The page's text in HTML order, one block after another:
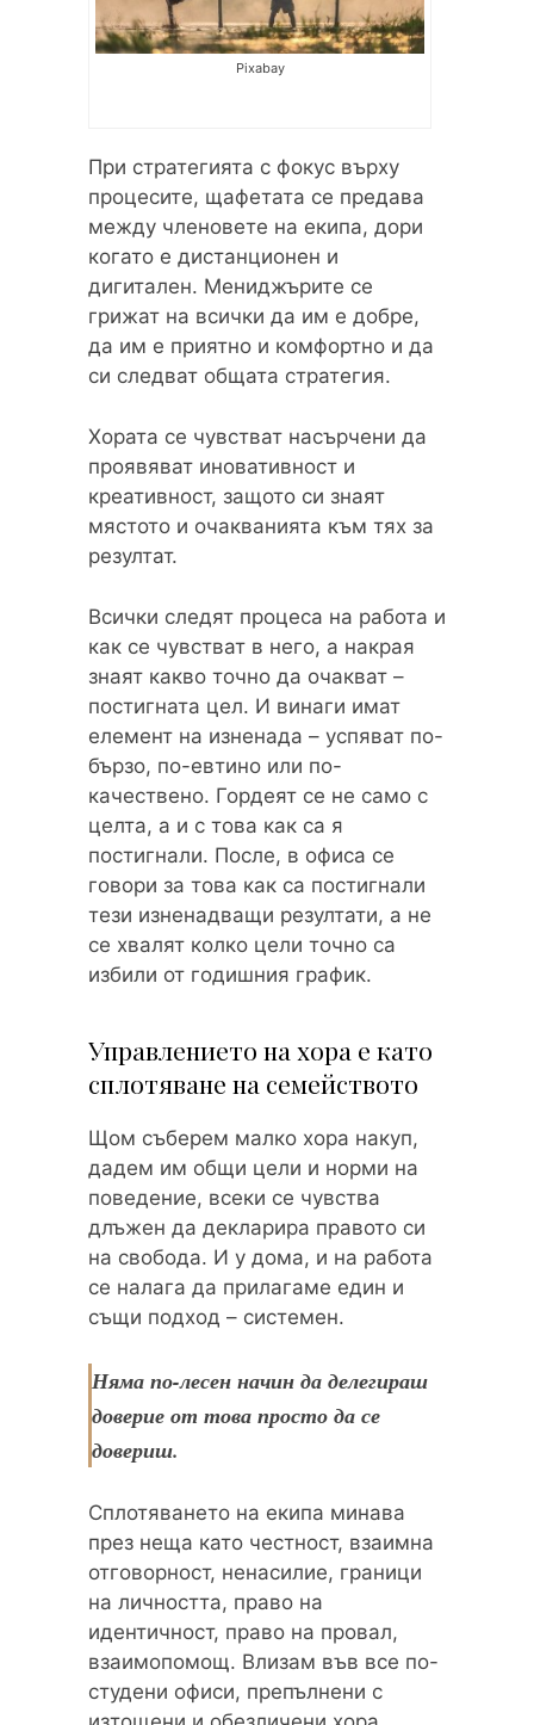
Pixabay
При стратегията с фокус върху
процесите, щафетата се предава
между членовете на екипа, дори
когато е дистанционен и
дигитален. Мениджърите се
грижат на всички да им е добре,
да им е приятно и комфортно и да
си следват общата стратегия.
Хората се чувстват насърчени да
проявяват иновативност и
креативност, защото си знаят
мястото и очакванията към тях за
резултат.
Всички следят процеса на работа и
как се чувстват в него, а накрая
знаят какво точно да очакват –
постигната цел. И винаги имат
елемент на изненада – успяват по-
бързо, по-евтино или по-
качествено. Гордеят се не само с
целта, а и с това как са я
постигнали. После, в офиса се
говори за това как са постигнали
тези изненадващи резултати, а не
се хвалят колко цели точно са
избили от годишния график.
Управлението на хора е като
сплотяване на семейството
Щом съберем малко хора накуп,
дадем им общи цели и норми на
поведение, всеки се чувства
длъжен да декларира правото си
на свобода. И у дома, и на работа
се налага да прилагаме един и
същи подход – системен.
Няма по-лесен начин да делегираш
доверие от това просто да се
довериш.
Сплотяването на екипа минава
през неща като честност, взаимна
отговорност, ненасилие, граници
на личността, право на
идентичност, право на провал,
взаимопомощ. Влизам във все по-
студени офиси, препълнени с